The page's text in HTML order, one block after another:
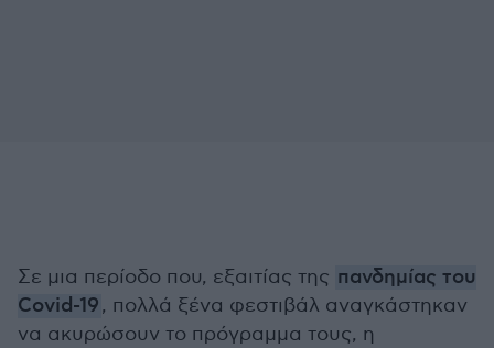
Σε μια περίοδο που, εξαιτίας της πανδημίας του
Covid-19, πολλά ξένα φεστιβάλ αναγκάστηκαν
να ακυρώσουν το πρόγραμμα τους, η